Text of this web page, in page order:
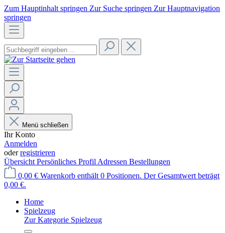
Zum Hauptinhalt springen Zur Suche springen Zur Hauptnavigation
springen
Menü schließen
Ihr Konto
Anmelden
oderregistrieren
Übersicht Persönliches Profil Adressen Bestellungen
0,00 € Warenkorb enthält 0 Positionen. Der Gesamtwert beträgt
0,00 €.
Home
Spielzeug
Zur Kategorie Spielzeug